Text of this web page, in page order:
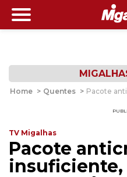
Home > Quentes > Pacote
TV Migalhas
Pacote
insuficiente,